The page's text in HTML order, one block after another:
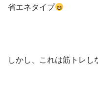
省エネタイプ
しかし、これは筋トレし